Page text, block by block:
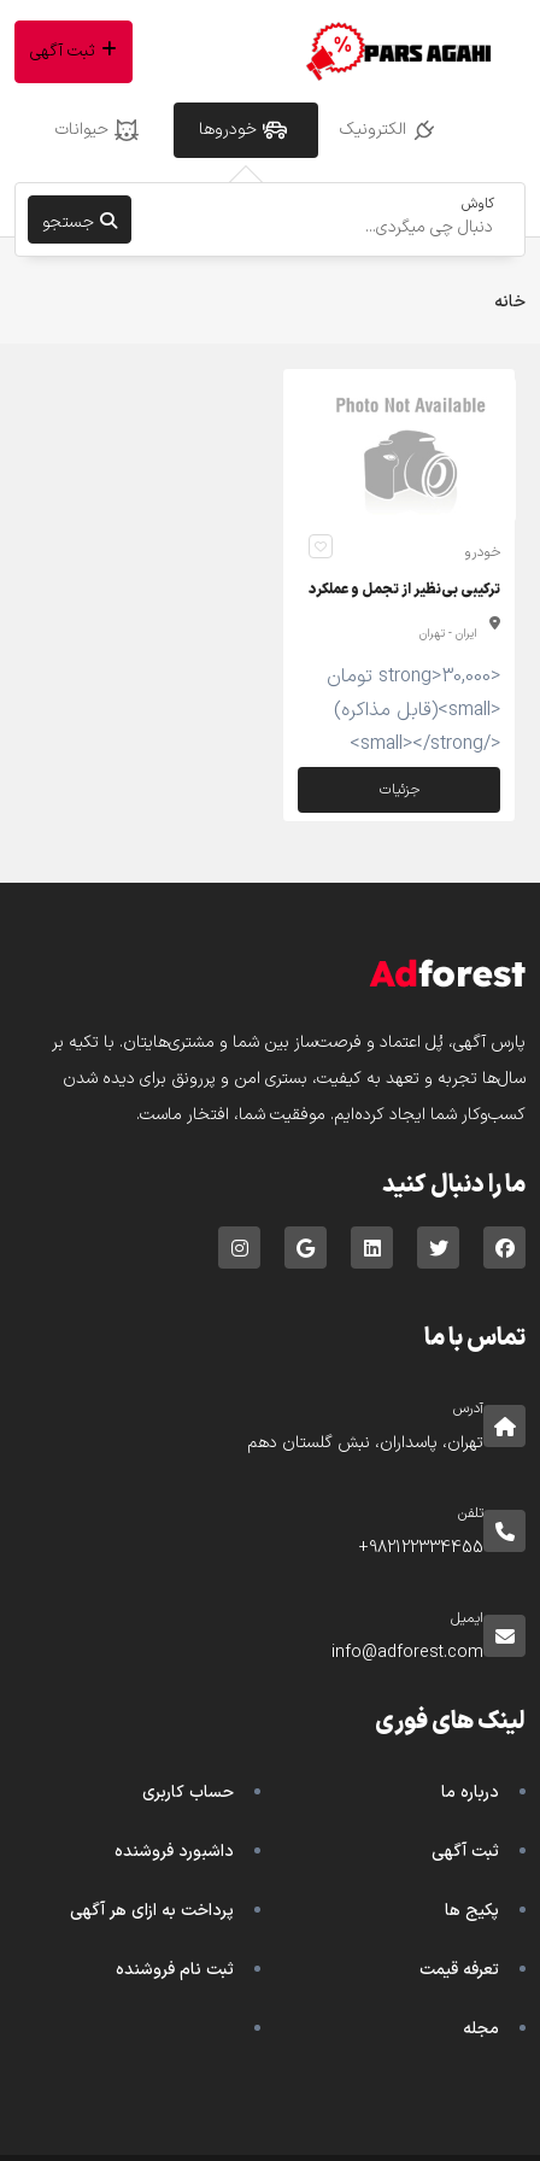
الکترونیک خودروها حیوانات
کاوش
جستجو
ثبت آگهی
خانه
خودرو
ترکیبی بی‌نظیر از تجمل و عملکرد
ایران - تهران
<strong>30,000 تومان
<small>(قابل مذاکره)
</small></strong>
جزئیات
پارس‌ آگهی، پُل اعتماد و فرصت‌ساز بین شما و مشتری‌هایتان. با تکیه بر
سال‌ها تجربه و تعهد به کیفیت، بستری امن و پررونق برای دیده شدن
کسب‌وکار شما ایجاد کرده‌ایم. موفقیت شما، افتخار ماست.
ما را دنبال کنید
تماس با ما
آدرس
تهران، پاسداران، نبش گلستان دهم
تلفن
982122334455+
ایمیل
info@adforest.com
لینک های فوری
درباره ما
ثبت آگهی
پکیج ها
تعرفه قیمت
مجله
حساب کاربری
داشبورد فروشنده
پرداخت به ازای هر آگهی
ثبت نام فروشنده